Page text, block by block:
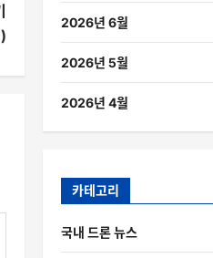
2026년 6월
2026년 5월
2026년 4월
카테고리
국내 드론 뉴스